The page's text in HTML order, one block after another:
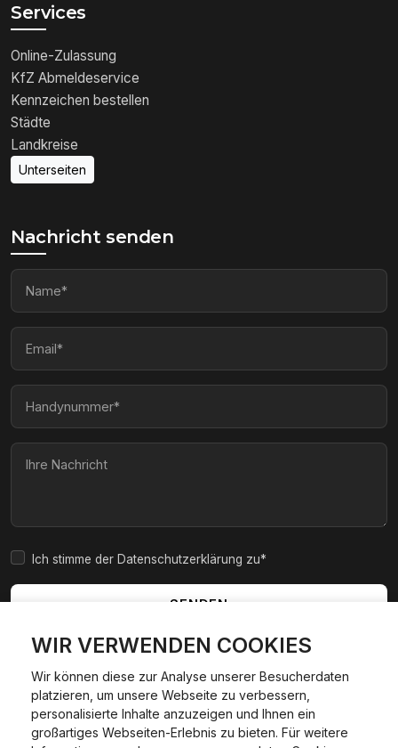
WIR VERWENDEN COOKIES
Wir können diese zur Analyse unserer Besucherdaten
platzieren, um unsere Webseite zu verbessern,
personalisierte Inhalte anzuzeigen und Ihnen ein
großartiges Webseiten-Erlebnis zu bieten. Für weitere
Services
Online-Zulassung
KfZ Abmeldeservice
Kennzeichen bestellen
Städte
Landkreise
Unterseiten
Nachricht senden
Ich stimme der Datenschutzerklärung zu*
SENDEN
Widerrufsbelehrung AGB Impressum Datenschutzerklärung
Cookie Policy